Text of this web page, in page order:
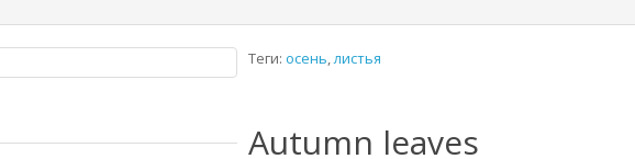
Теги: осень,листья
Autumn leaves